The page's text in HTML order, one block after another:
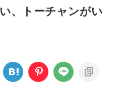
、トーチャンがい